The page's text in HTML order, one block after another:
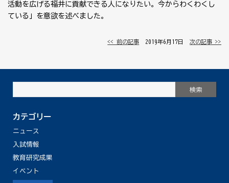
活動を広げる福井に貢献できる人になりたい。今からわくわくし
ている」を意欲を述べました。
<< 前の記事 │ 2019年6月17日 │次の記事 >>
カテゴリー
ニュース
入試情報
教育研究成果
イベント